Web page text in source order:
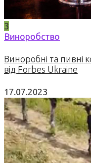
3
Виноробство
Виноробні та пивні
від Forbes Ukraine
17.07.2023